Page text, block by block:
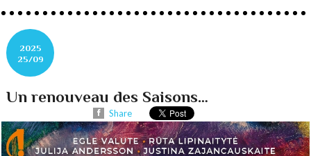
2025
25/09
Un renouveau des Saisons…
Share